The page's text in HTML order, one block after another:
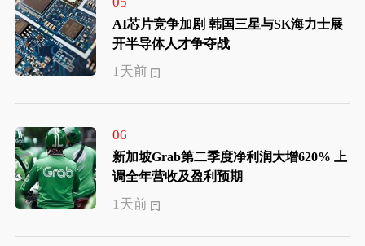
AI芯片竞争加剧 韩国三星与SK海力士展
开半导体人才争夺战
1天前
06
新加坡Grab第二季度净利润大增620% 上
调全年营收及盈利预期
1天前